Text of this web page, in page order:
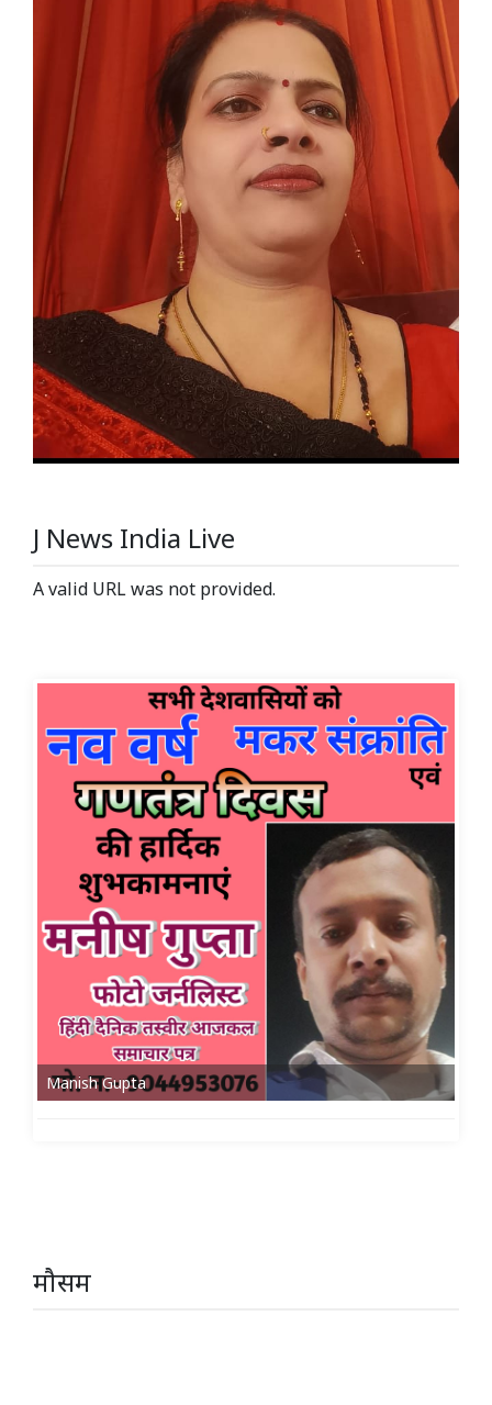
J News India Live
A valid URL was not provided.
Manish Gupta
मौसम